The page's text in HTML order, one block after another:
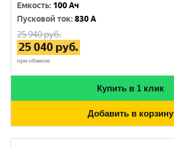
Емкость: 100 Ач
Пусковой ток:830 A
25 940руб.
25 040 руб.
при обмене
Купить в 1 клик
Добавить в корзину